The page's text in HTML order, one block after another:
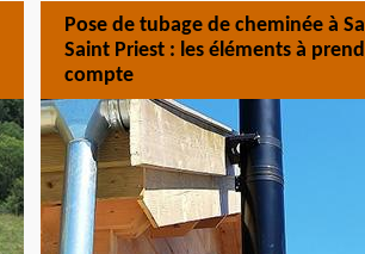
Pose de tubage de cheminée à
Saint Priest : les éléments à
compte